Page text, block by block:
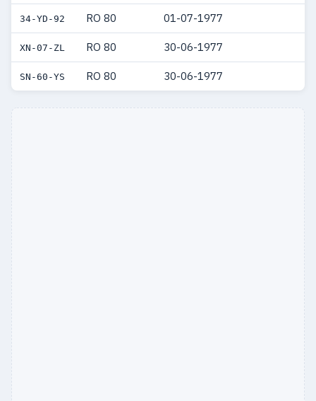
34-YD-92 RO 80 01-07-1977
XN-07-ZL RO 80 30-06-1977
SN-60-YS RO 80 30-06-1977